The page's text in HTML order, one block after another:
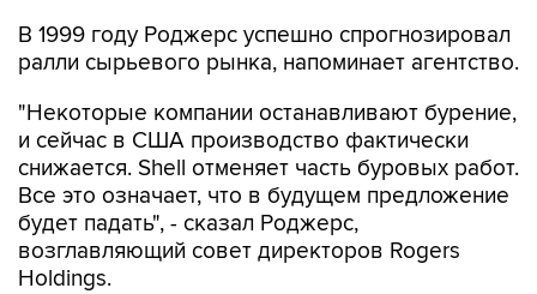
В 1999 году Роджерс успешно спрогнозировал
ралли сырьевого рынка, напоминает агентство.
"Некоторые компании останавливают бурение,
и сейчас в США производство фактически
снижается. Shell отменяет часть буровых работ.
Все это означает, что в будущем предложение
будет падать", - сказал Роджерс,
возглавляющий совет директоров Rogers
Holdings.